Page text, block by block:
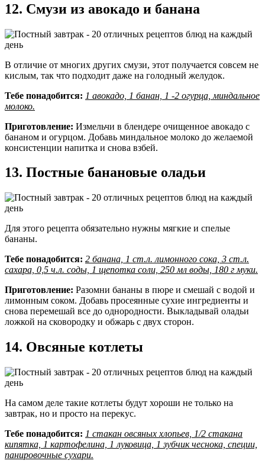
12. Смузи из авокадо и банана
В отличие от многих других смузи, этот получается совсем не
кислым, так что подходит даже на голодный желудок.
Тебе понадобится: 1 авокадо, 1 банан, 1 -2 огурца, миндальное
молоко.
Приготовление: Измельчи в блендере очищенное авокадо с
бананом и огурцом. Добавь миндальное молоко до желаемой
консистенции напитка и снова взбей.
13. Постные банановые оладьи
Для этого рецепта обязательно нужны мягкие и спелые
бананы.
Тебе понадобится: 2 банана, 1 ст.л. лимонного сока, 3 ст.л.
сахара, 0,5 ч.л. соды, 1 щепотка соли, 250 мл воды, 180 г муки.
Приготовление: Разомни бананы в пюре и смешай с водой и
лимонным соком. Добавь просеянные сухие ингредиенты и
снова перемешай все до однородности. Выкладывай оладьи
ложкой на сковородку и обжарь с двух сторон.
14. Овсяные котлеты
На самом деле такие котлеты будут хороши не только на
завтрак, но и просто на перекус.
Тебе понадобится: 1 стакан овсяных хлопьев, 1/2 стакана
кипятка, 1 картофелина, 1 луковица, 1 зубчик чеснока, специи,
панировочные сухари.